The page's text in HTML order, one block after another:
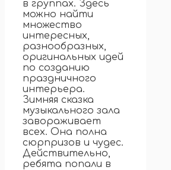
в группах. Здесь
можно найти
множество
интересных,
разнообразных,
оригинальных идей
по созданию
праздничного
интерьера.
Зимняя сказка
музыкального зала
завораживает
всех. Она полна
сюрпризов и чудес.
Действительно,
ребята попали в